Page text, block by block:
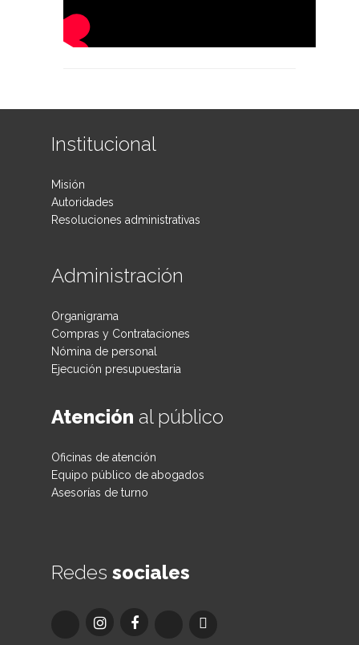
Institucional
Misión
Autoridades
Resoluciones administrativas
Administración
Organigrama
Compras y Contrataciones
Nómina de personal
Ejecución presupuestaria
Atención al público
Oficinas de atención
Equipo público de abogados
Asesorías de turno
Redes sociales